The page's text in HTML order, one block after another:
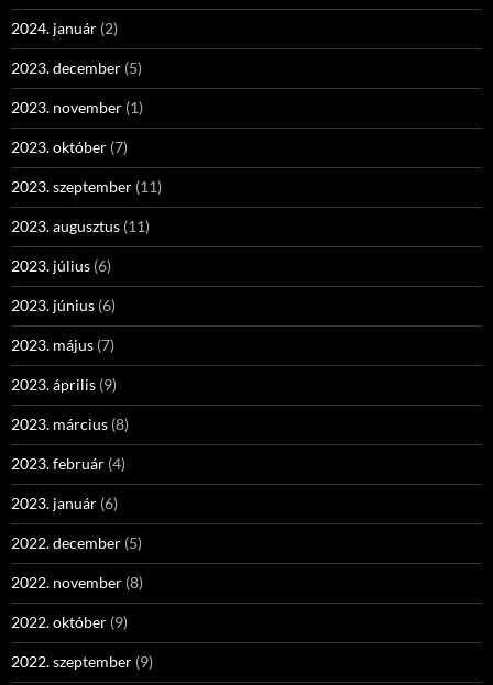
2024. január (2)
2023. december (5)
2023. november (1)
2023. október (7)
2023. szeptember (11)
2023. augusztus (11)
2023. július (6)
2023. június (6)
2023. május (7)
2023. április (9)
2023. március (8)
2023. február (4)
2023. január (6)
2022. december (5)
2022. november (8)
2022. október (9)
2022. szeptember (9)